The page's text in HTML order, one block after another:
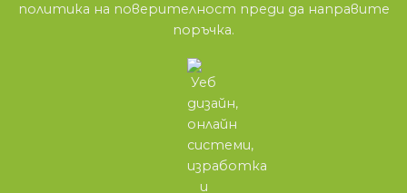
политика на поверителност преди да направите
поръчка.